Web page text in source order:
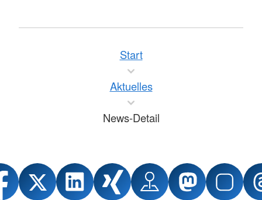
Start
Aktuelles
News-Detail